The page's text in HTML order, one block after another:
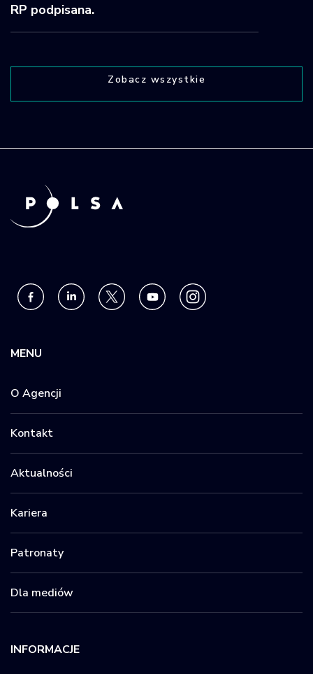
RP podpisana.
Zobacz wszystkie
MENU
O Agencji
Kontakt
Aktualności
Kariera
Patronaty
Dla mediów
INFORMACJE